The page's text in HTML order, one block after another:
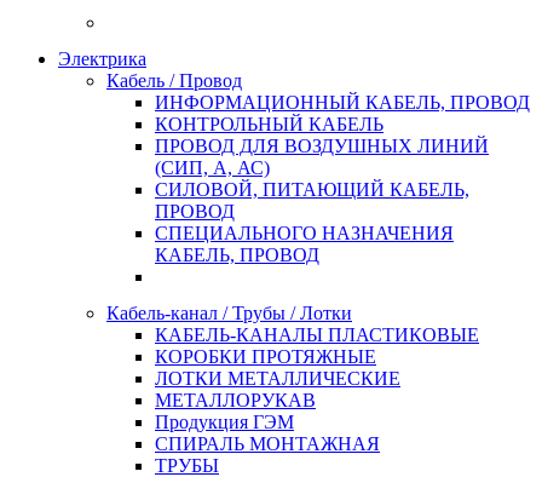
Электрика
Кабель / Провод
ИНФОРМАЦИОННЫЙ КАБЕЛЬ, ПРОВОД
КОНТРОЛЬНЫЙ КАБЕЛЬ
ПРОВОД ДЛЯ ВОЗДУШНЫХ ЛИНИЙ
(СИП, А, АС)
СИЛОВОЙ, ПИТАЮЩИЙ КАБЕЛЬ,
ПРОВОД
СПЕЦИАЛЬНОГО НАЗНАЧЕНИЯ
КАБЕЛЬ, ПРОВОД
Кабель-канал / Трубы / Лотки
КАБЕЛЬ-КАНАЛЫ ПЛАСТИКОВЫЕ
КОРОБКИ ПРОТЯЖНЫЕ
ЛОТКИ МЕТАЛЛИЧЕСКИЕ
МЕТАЛЛОРУКАВ
Продукция ГЭМ
СПИРАЛЬ МОНТАЖНАЯ
ТРУБЫ